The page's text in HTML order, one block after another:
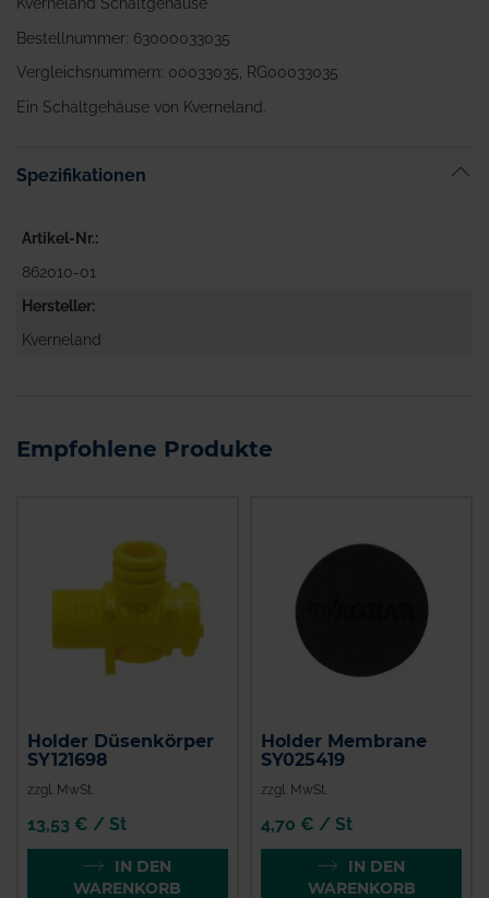
Kverneland Schaltgehäuse
Bestellnummer: 63000033035
Vergleichsnummern: 00033035, RG00033035
Ein Schaltgehäuse von Kverneland.
Spezifikationen
Artikel-Nr.
862010-01
Hersteller
Kverneland
Empfohlene Produkte
Holder Düsenkörper
SY121698
zzgl. MwSt.
13,53 € / St
IN DEN
WARENKORB
Holder Membrane
SY025419
zzgl. MwSt.
4,70 € / St
IN DEN
WARENKORB